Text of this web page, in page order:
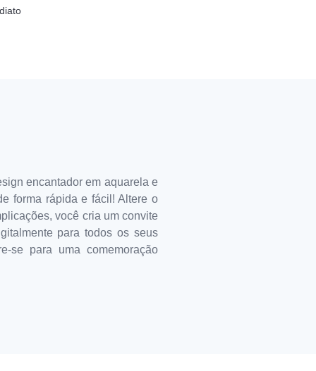
encantador em aquarela e
forma rápida e fácil! Altere o
você cria um convite
para todos os seus
se para uma comemoração